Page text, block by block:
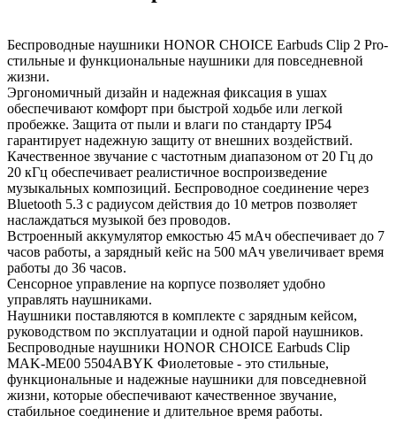
Беспроводные наушники HONOR CHOICE Earbuds Clip 2 Pro-
стильные и функциональные наушники для повседневной
жизни.
Эргономичный дизайн и надежная фиксация в ушах
обеспечивают комфорт при быстрой ходьбе или легкой
пробежке. Защита от пыли и влаги по стандарту IP54
гарантирует надежную защиту от внешних воздействий.
Качественное звучание с частотным диапазоном от 20 Гц до
20 кГц обеспечивает реалистичное воспроизведение
музыкальных композиций. Беспроводное соединение через
Bluetooth 5.3 с радиусом действия до 10 метров позволяет
наслаждаться музыкой без проводов.
Встроенный аккумулятор емкостью 45 мАч обеспечивает до 7
часов работы, а зарядный кейс на 500 мАч увеличивает время
работы до 36 часов.
Сенсорное управление на корпусе позволяет удобно
управлять наушниками.
Наушники поставляются в комплекте с зарядным кейсом,
руководством по эксплуатации и одной парой наушников.
Беспроводные наушники HONOR CHOICE Earbuds Clip
MAK-ME00 5504ABYK Фиолетовые - это стильные,
функциональные и надежные наушники для повседневной
жизни, которые обеспечивают качественное звучание,
стабильное соединение и длительное время работы.